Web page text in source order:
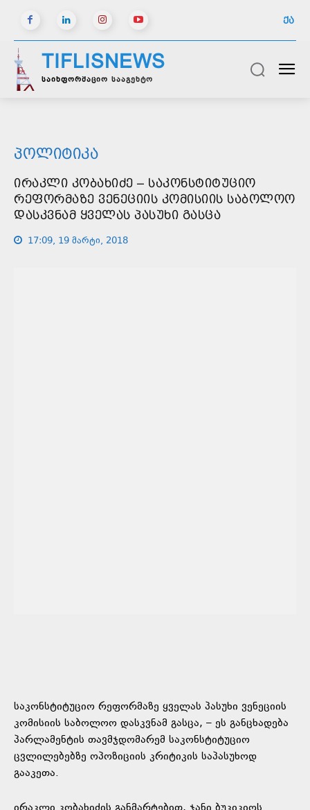
ᲥᲐ
TIFLISNEWS
საინფორმაციო სააგენტო
ᲞᲝᲚᲘᲢᲘᲙᲐ
ᲘᲠᲐᲙᲚᲘ ᲙᲝᲑᲐᲮᲘᲫᲔ – ᲡᲐᲙᲝᲜᲡᲢᲘᲢᲣᲪᲘᲝ
ᲠᲔᲤᲝᲠᲛᲐᲖᲔ ᲕᲔᲜᲔᲪᲘᲘᲡ ᲙᲝᲛᲘᲡᲘᲘᲡ ᲡᲐᲑᲝᲚᲝᲝ
ᲓᲐᲡᲙᲕᲜᲐᲛ ᲧᲕᲔᲚᲐᲡ ᲞᲐᲡᲣᲮᲘ ᲒᲐᲡᲪᲐ
17:09, 19 მარტი, 2018
საკონსტიტუციო რეფორმაზე ყველას პასუხი ვენეციის
კომისიის საბოლოო დასკვნამ გასცა, – ეს განცხადება
პარლამენტის თავმჯდომარემ საკონსტიტუციო
ცვლილებებზე ოპოზიციის კრიტიკის საპასუხოდ
გააკეთა.